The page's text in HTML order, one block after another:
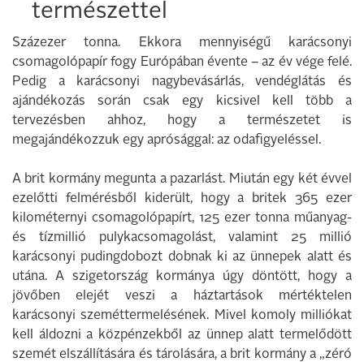
természettel
Százezer tonna. Ekkora mennyiségű karácsonyi
csomagolópapír fogy Európában évente – az év vége felé.
Pedig a karácsonyi nagybevásárlás, vendéglátás és
ajándékozás során csak egy kicsivel kell több a
tervezésben ahhoz, hogy a természetet is
megajándékozzuk egy aprósággal: az odafigyeléssel.
A brit kormány megunta a pazarlást. Miután egy két évvel
ezelőtti felmérésből kiderült, hogy a britek 365 ezer
kilométernyi csomagolópapírt, 125 ezer tonna műanyag-
és tízmillió pulykacsomagolást, valamint 25 millió
karácsonyi pudingdobozt dobnak ki az ünnepek alatt és
utána. A szigetország kormánya úgy döntött, hogy a
jövőben elejét veszi a háztartások mértéktelen
karácsonyi szeméttermelésének. Mivel komoly milliókat
kell áldozni a közpénzekből az ünnep alatt termelődött
szemét elszállítására és tárolására, a brit kormány a „zéró